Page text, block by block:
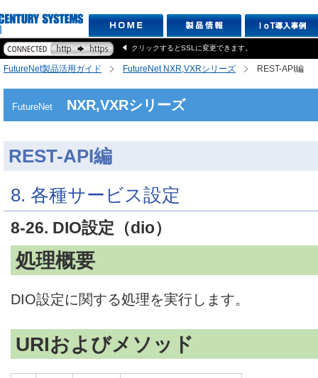
クリックするとSSLに変更できます。
FutureNet製品活用ガイド FutureNet NXR,VXRシリーズ REST-API編
FutureNet NXR,VXRシリーズ
REST-API編
8. 各種サービス設定
8-26. DIO設定（dio）
処理概要
DIO設定に関する処理を実行します。
URIおよびメソッド